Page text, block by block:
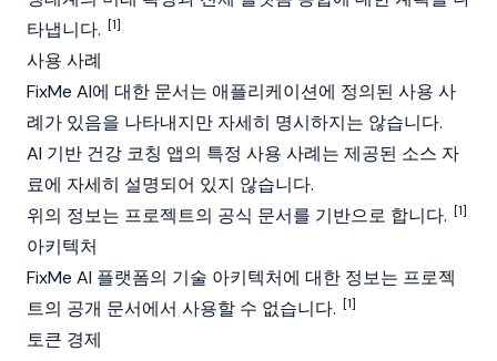
타냅니다. [1]
사용 사례
FixMe AI에 대한 문서는 애플리케이션에 정의된 사용 사
례가 있음을 나타내지만 자세히 명시하지는 않습니다.
AI 기반 건강 코칭 앱의 특정 사용 사례는 제공된 소스 자
료에 자세히 설명되어 있지 않습니다.
위의 정보는 프로젝트의 공식 문서를 기반으로 합니다. [1]
아키텍처
FixMe AI 플랫폼의 기술 아키텍처에 대한 정보는 프로젝
트의 공개 문서에서 사용할 수 없습니다. [1]
토큰 경제